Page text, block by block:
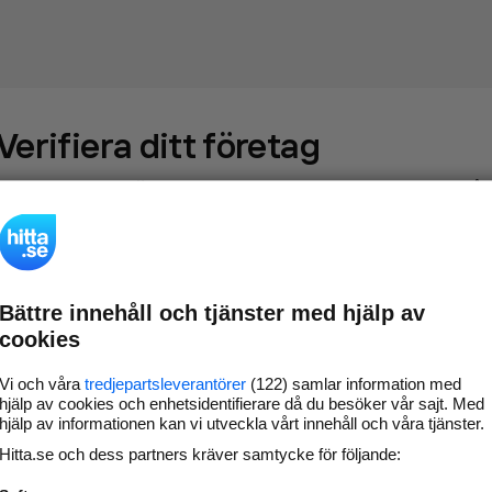
ditt företag
som69 558företag - ta kontroll över din företagssida på
hitta.se och syns bättre mot kunder i ditt närområde. Helt
kostnadsfritt.
Uppdatera din
företagsinformation
Svara på och hantera dina
Gå vidare
Bättre innehåll och tjänster med hjälp av
cookies
Vi och våra tredjepartsleverantörer (122) samlar information med
hjälp av cookies och enhetsidentifierare då du besöker vår sajt. Med
hjälp av informationen kan vi utveckla vårt innehåll och våra tjänster.
Hitta.se och dess partners kräver samtycke för följande: